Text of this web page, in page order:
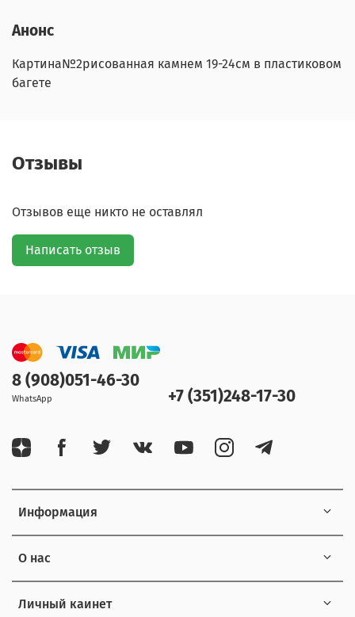
Анонс
Картина№2рисованная камнем 19-24см в пластиковом
багете
Отзывы
Отзывов еще никто не оставлял
Написать отзыв
Информация
О нас
Личный каинет
8 (908)051-46-30
WhatsApp +7 (351)248-17-30